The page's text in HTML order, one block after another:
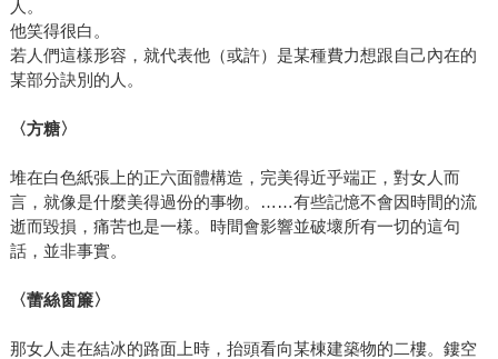
人。
他笑得很白。
若人們這樣形容，就代表他（或許）是某種費力想跟自己內在的
某部分訣別的人。
〈方糖〉
堆在白色紙張上的正六面體構造，完美得近乎端正，對女人而
言，就像是什麼美得過份的事物。……有些記憶不會因時間的流
逝而毀損，痛苦也是一樣。時間會影響並破壞所有一切的這句
話，並非事實。
〈蕾絲窗簾〉
那女人走在結冰的路面上時，抬頭看向某棟建築物的二樓。鏤空